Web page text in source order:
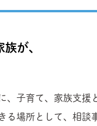
が、
、子育て、家族支援
場所として、相談